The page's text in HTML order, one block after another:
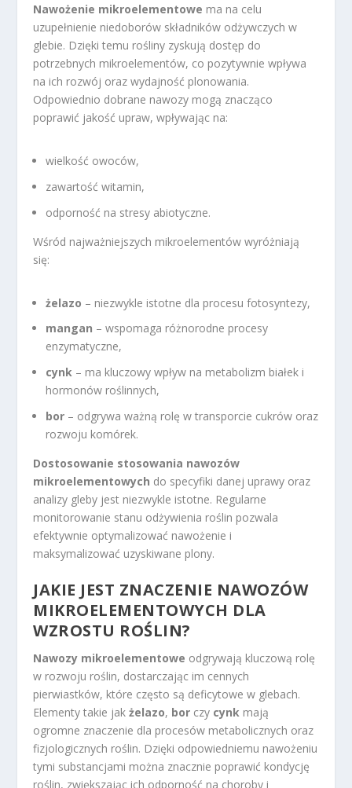
Nawożenie mikroelementowe ma na celu
uzupełnienie niedoborów składników odżywczych w
glebie. Dzięki temu rośliny zyskują dostęp do
potrzebnych mikroelementów, co pozytywnie wpływa
na ich rozwój oraz wydajność plonowania.
Odpowiednio dobrane nawozy mogą znacząco
poprawić jakość upraw, wpływając na:
wielkość owoców,
zawartość witamin,
odporność na stresy abiotyczne.
Wśród najważniejszych mikroelementów wyróżniają
się:
żelazo – niezwykle istotne dla procesu fotosyntezy,
mangan – wspomaga różnorodne procesy
enzymatyczne,
cynk – ma kluczowy wpływ na metabolizm białek i
hormonów roślinnych,
bor – odgrywa ważną rolę w transporcie cukrów oraz
rozwoju komórek.
Dostosowanie stosowania nawozów
mikroelementowych do specyfiki danej uprawy oraz
analizy gleby jest niezwykle istotne. Regularne
monitorowanie stanu odżywienia roślin pozwala
efektywnie optymalizować nawożenie i
maksymalizować uzyskiwane plony.
JAKIE JEST ZNACZENIE NAWOZÓW
MIKROELEMENTOWYCH DLA
WZROSTU ROŚLIN?
Nawozy mikroelementowe odgrywają kluczową rolę
w rozwoju roślin, dostarczając im cennych
pierwiastków, które często są deficytowe w glebach.
Elementy takie jakżelazo, bor czy cynk mają
ogromne znaczenie dla procesów metabolicznych oraz
fizjologicznych roślin. Dzięki odpowiedniemu nawożeniu
tymi substancjami można znacznie poprawić kondycję
roślin, zwiększając ich odporność na choroby i